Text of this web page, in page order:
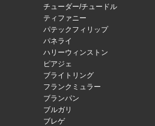
チューダー/チュードル
ティファニー
パテックフィリップ
パネライ
ハリーウィンストン
ピアジェ
ブライトリング
フランクミュラー
ブランパン
ブルガリ
ブレゲ